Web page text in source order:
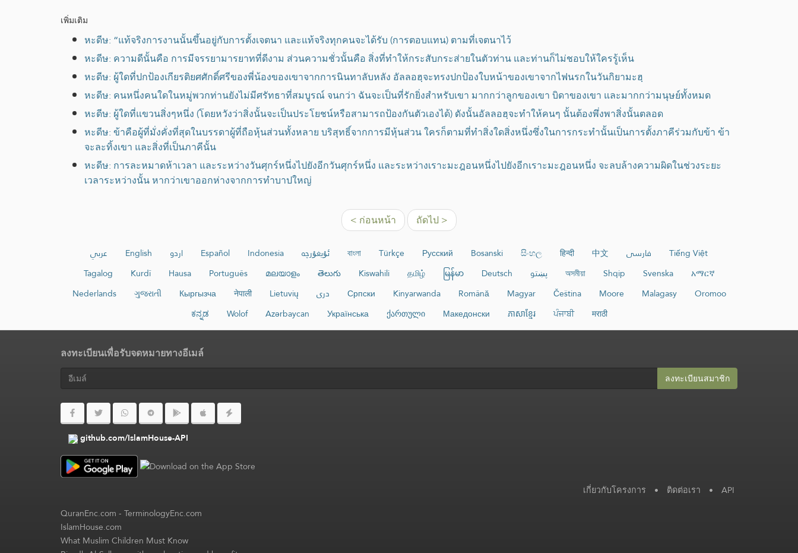
เพิ่มเติม
หะดีษ: “แท้จริงการงานนั้นขึ้นอยู่กับการตั้งเจตนา และแท้จริงทุกคนจะได้รับ (การตอบแทน) ตามที่เจตนาไว้
หะดีษ: ความดีนั้นคือ การมีจรรยามารยาทที่ดีงาม ส่วนความชั่วนั้นคือ สิ่งที่ทำให้กระสับกระส่ายในตัวท่าน และท่านก็ไม่ชอบให้ใครรู้เห็น
หะดีษ: ผู้ใดที่ปกป้องเกียรติยศศักดิ์ศรีของพี่น้องของเขาจากการนินทาลับหลัง อัลลอฮฺจะทรงปกป้องใบหน้าของเขาจากไฟนรกในวันกิยามะฮฺ
หะดีษ: คนหนึ่งคนใดในหมู่พวกท่านยังไม่มีศรัทธาที่สมบูรณ์ จนกว่า ฉันจะเป็นที่รักยิ่งสำหรับเขา มากกว่าลูกของเขา บิดาของเขา และมากกว่ามนุษย์ทั้งหมด
หะดีษ: ผู้ใดที่แขวนสิ่งๆหนึ่ง (โดยหวังว่าสิ่งนั้นจะเป็นประโยชน์หรือสามารถป้องกันตัวเองได้) ดังนั้นอัลลอฮฺจะทำให้คนๆ นั้นต้องพึ่งพาสิ่งนั้นตลอด
หะดีษ: ข้าคือผู้ที่มั่งคั่งที่สุดในบรรดาผู้ที่ถือหุ้นส่วนทั้งหลาย บริสุทธิ์จากการมีหุ้นส่วน ใครก็ตามที่ทำสิ่งใดสิ่งหนึ่งซึ่งในการกระทำนั้นเป็นการตั้งภาคีร่วมกับข้า ข้า
จะละทิ้งเขา และสิ่งที่เป็นภาคีนั้น
หะดีษ: การละหมาดห้าเวลา และระหว่างวันศุกร์หนึ่งไปยังอีกวันศุกร์หนึ่ง และระหว่างเราะมะฎอนหนึ่งไปยังอีกเราะมะฎอนหนึ่ง จะลบล้างความผิดในช่วงระยะ
เวลาระหว่างนั้น หากว่าเขาออกห่างจากการทำบาปใหญ่
< ก่อนหน้า ถัดไป >
عربي English اردو Español Indonesia ئۇيغۇرچە বাংলা Türkçe Русский Bosanski සිංහල हिन्दी 中文 فارسی
Tiếng Việt
Tagalog
Kurdî Hausa Português മലയാളം తెలుగు Kiswahili தமிழ் မြန်မာ Deutsch پښتو অসমীয়া Shqip Svenska
አማርኛ
Nederlands
ગુજરાતી Кыргызча नेपाली Lietuvių دری Српски Kinyarwanda Română Magyar Čeština Moore Malagasy
Oromoo
ಕನ್ನಡ
Wolof Azərbaycan Українська ქართული Македонски ភាសាខ្មែរ ਪੰਜਾਬੀ मराठी
ลงทะเบียนเพื่อรับจดหมายทางอีเมล์
ลงทะเบียนสมาชิก​
github.com/IslamHouse-API
เกี่ยวกับโครงการ • ติดต่อเรา • API
QuranEnc.com-TerminologyEnc.com
IslamHouse.com
What Muslim Children Must Know